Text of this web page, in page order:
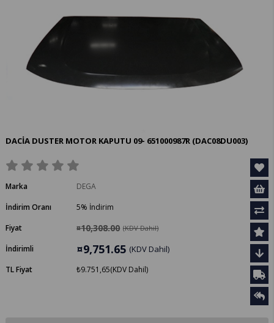
DACİA DUSTER MOTOR KAPUTU 09- 651000987R (DAC08DU003)
Marka
DEGA
İndirim Oranı
%
5
İndirim
Fiyat
¤10,308.00 (KDV Dahil)
İndirimli ¤9,751.65 (KDV Dahil)
TL Fiyat ₺9.751,65(KDV Dahil)